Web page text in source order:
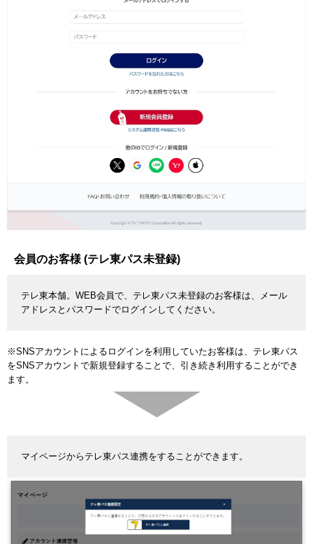
会員のお客様 (テレ東パス未登録)
テレ東本舗。WEB会員で、テレ東パス未登録のお客様は、メール
アドレスとパスワードでログインしてください。
※SNSアカウントによるログインを利用していたお客様は、テレ東パス
をSNSアカウントで新規登録することで、引き続き利用することができ
ます。
マイページからテレ東パス連携をすることができます。